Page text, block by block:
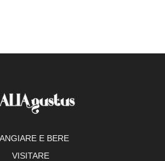
E BERE
VISITARE